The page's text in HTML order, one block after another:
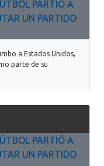
a Estados Unidos,
parte de su